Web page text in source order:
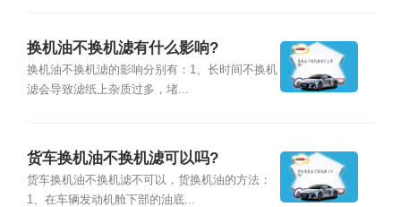
换机油不换机滤有什么影响?
换机油不换机滤的影响分别有：1、长时间不换机
滤会导致滤纸上杂质过多，堵...
货车换机油不换机滤可以吗?
货车换机油不换机滤不可以，货换机油的方法：
1、在车辆发动机舱下部的油底...